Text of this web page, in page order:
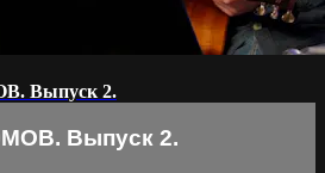
Выпуск 2.
Выпуск 2.